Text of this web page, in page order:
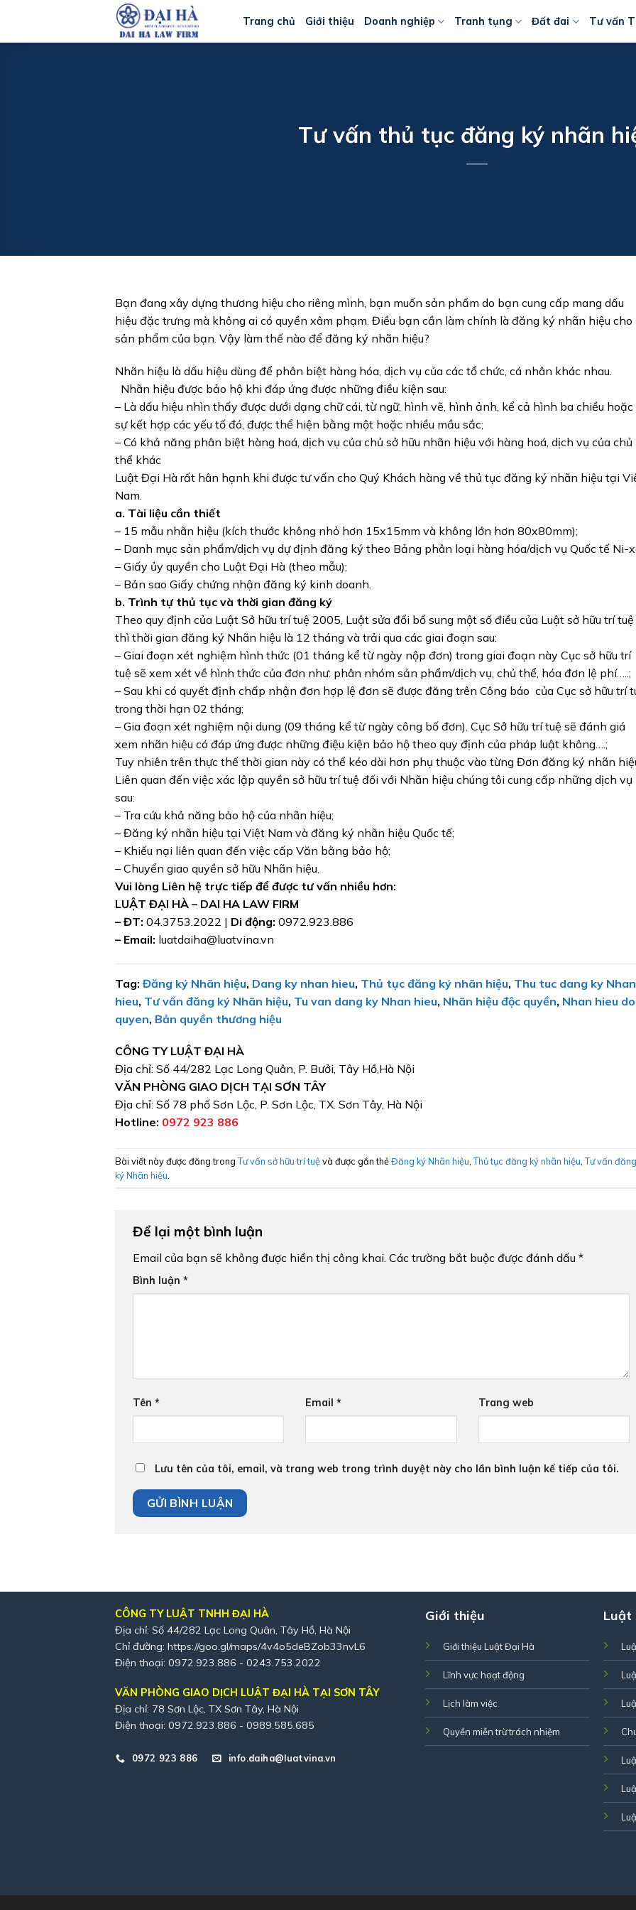
nội
Trang chủ Giới thiệu Doanh nghiệp Tranh tụng Đất đai Tư vấn
Tư vấn thủ tục đăng ký nhãn
Bạn đang xây dựng thương hiệu cho riêng mình, bạn muốn sản phẩm do bạn cung cấp mang dấu
hiệu đặc trưng mà không ai có quyền xâm phạm. Điều bạn cần làm chính là đăng ký nhãn hiệu cho
sản phẩm của bạn. Vậy làm thế nào để đăng ký nhãn hiệu?
Nhãn hiệu là dấu hiệu dùng để phân biệt hàng hóa, dịch vụ của các tổ chức, cá nhân khác nhau.
Nhãn hiệu được bảo hộ khi đáp ứng được những điều kiện sau:
– Là dấu hiệu nhìn thấy được dưới dạng chữ cái, từ ngữ, hình vẽ, hình ảnh, kể cả hình ba chiều hoặc
sự kết hợp các yếu tố đó, được thể hiện bằng một hoặc nhiều mầu sắc;
– Có khả năng phân biệt hàng hoá, dịch vụ của chủ sở hữu nhãn hiệu với hàng hoá, dịch vụ của chủ
thể khác
Luật Đại Hà rất hân hạnh khi được tư vấn cho Quý Khách hàng về thủ tục đăng ký nhãn hiệu tại
Nam.
a. Tài liệu cần thiết
– 15 mẫu nhãn hiệu (kích thước không nhỏ hơn 15x15mm và không lớn hơn 80x80mm);
– Danh mục sản phẩm/dịch vụ dự định đăng ký theo Bảng phân loại hàng hóa/dịch vụ Quốc tế Ni-
– Giấy ủy quyền cho Luật Đại Hà (theo mẫu);
– Bản sao Giấy chứng nhận đăng ký kinh doanh.
b. Trình tự thủ tục và thời gian đăng ký
Theo quy định của Luật Sở hữu trí tuệ 2005, Luật sửa đổi bổ sung một số điều của Luật sở hữu trí tuệ
thì thời gian đăng ký Nhãn hiệu là 12 tháng và trải qua các giai đoạn sau:
– Giai đoạn xét nghiệm hình thức (01 tháng kể từ ngày nộp đơn) trong giai đoạn này Cục sở hữu trí
tuệ sẽ xem xét về hình thức của đơn như: phân nhóm sản phẩm/dịch vụ, chủ thể, hóa đơn lệ phí…..;
– Sau khi có quyết định chấp nhận đơn hợp lệ đơn sẽ được đăng trên Công báo của Cục sở hữu trí
trong thời hạn 02 tháng;
– Gia đoạn xét nghiệm nội dung (09 tháng kể từ ngày công bố đơn). Cục Sở hữu trí tuệ sẽ đánh giá
xem nhãn hiệu có đáp ứng được những điệu kiện bảo hộ theo quy định của pháp luật không….;
Tuy nhiên trên thực thế thời gian này có thể kéo dài hơn phụ thuộc vào từng Đơn đăng ký nhãn
Liên quan đến việc xác lập quyền sở hữu trí tuệ đối với Nhãn hiệu chúng tôi cung cấp những dịch vụ
sau:
– Tra cứu khả năng bảo hộ của nhãn hiệu;
– Đăng ký nhãn hiệu tại Việt Nam và đăng ký nhãn hiệu Quốc tế;
– Khiếu nại liên quan đến việc cấp Văn bằng bảo hộ;
– Chuyển giao quyền sở hữu Nhãn hiệu.
Vui lòng Liên hệ trực tiếp để được tư vấn nhiều hơn:
LUẬT ĐẠI HÀ – DAI HA LAW FIRM
– ĐT: 04.3753.2022 | Di động: 0972.923.886
– Email: luatdaiha@luatvina.vn
Tag: Đăng ký Nhãn hiệu, Dang ky nhan hieu, Thủ tục đăng ký nhãn hiệu, Thu tuc dang ky Nhan
hieu, Tư vấn đăng ký Nhãn hiệu, Tu van dang ky Nhan hieu, Nhãn hiệu độc quyền, Nhan hieu
quyen, Bản quyền thương hiệu
CÔNG TY LUẬT ĐẠI HÀ
Địa chỉ: Số 44/282 Lạc Long Quân, P. Bưởi, Tây Hồ,Hà Nội
VĂN PHÒNG GIAO DỊCH TẠI SƠN TÂY
Địa chỉ: Số 78 phố Sơn Lộc, P. Sơn Lộc, TX. Sơn Tây, Hà Nội
Hotline: 0972 923 886
Bài viết này được đăng trongTư vấn sở hữu trí tuệvà được gắn thẻĐăng ký Nhãn hiệu ,Thủ tục đăng ký nhãn hiệu ,Tư vấn đăng
ký Nhãn hiệu
Để lại một bình luận
Email của bạn sẽ không được hiển thị công khai. Các trường bắt buộc được đánh dấu *
Bình luận *
Tên * Email* Trang web
Lưu tên của tôi, email, và trang web trong trình duyệt này cho lần bình luận kế tiếp của tôi.
CÔNG TY LUẬT TNHH ĐẠI HÀ
Địa chỉ: Số 44/282 Lạc Long Quân, Tây Hồ, Hà Nội
Chỉ đường: https://goo.gl/maps/4v4o5deBZob33nvL6
Điện thoại: 0972.923.886 - 0243.753.2022
VĂN PHÒNG GIAO DỊCH LUẬT ĐẠI HÀ TẠI SƠN TÂY
Địa chỉ: 78 Sơn Lộc, TX Sơn Tây, Hà Nội
Điện thoại: 0972.923.886 - 0989.585.685
0972 923 886 info.daiha@luatvina.vn
Giới thiệu
Giới thiệu Luật Đại Hà
Lĩnh vực hoạt động
Lịch làm việc
Quyền miễn trừ trách nhiệm
Luật